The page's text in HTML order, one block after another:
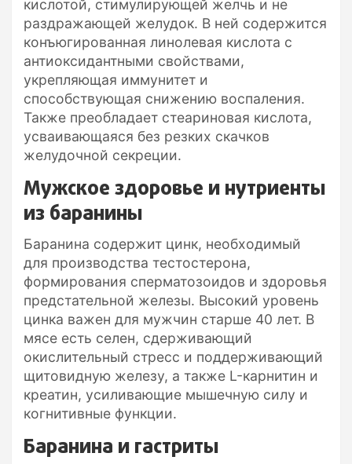
кислотой, стимулирующей желчь и не
раздражающей желудок. В ней содержится
конъюгированная линолевая кислота с
антиоксидантными свойствами,
укрепляющая иммунитет и
способствующая снижению воспаления.
Также преобладает стеариновая кислота,
усваивающаяся без резких скачков
желудочной секреции.
Мужское здоровье и нутриенты
из баранины
Баранина содержит цинк, необходимый
для производства тестостерона,
формирования сперматозоидов и здоровья
предстательной железы. Высокий уровень
цинка важен для мужчин старше 40 лет. В
мясе есть селен, сдерживающий
окислительный стресс и поддерживающий
щитовидную железу, а также L-карнитин и
креатин, усиливающие мышечную силу и
когнитивные функции.
Баранина и гастриты